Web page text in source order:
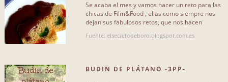
Se acaba el mes y vamos hacer un reto para las
chicas de Film&Food , ellas como siempre nos
dejan sus fabulosos retos, que nos hacen
Fuente: elsecretodeboro.blogspot.com.es
BUDIN DE PLÁTANO -3PP-